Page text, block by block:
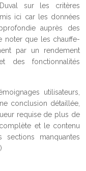
sur les critères
ici car les données
auprès des
noter que les chauffe-
par un rendement
des fonctionnalités
utilisateurs,
conclusion détaillée,
requise de plus de
et le contenu
manquantes